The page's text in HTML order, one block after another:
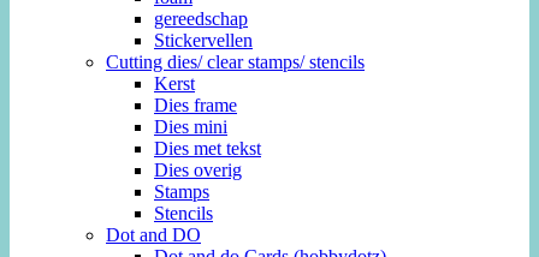
gereedschap
Stickervellen
Cutting dies/ clear stamps/ stencils
Kerst
Dies frame
Dies mini
Dies met tekst
Dies overig
Stamps
Stencils
Dot and DO